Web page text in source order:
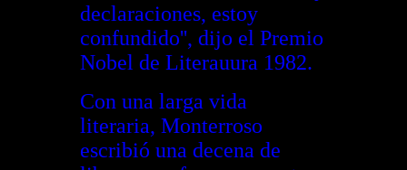
declaraciones, estoy
confundido'', dijo el Premio
Nobel de Literauura 1982.
Con una larga vida
literaria, Monterroso
escribió una decena de